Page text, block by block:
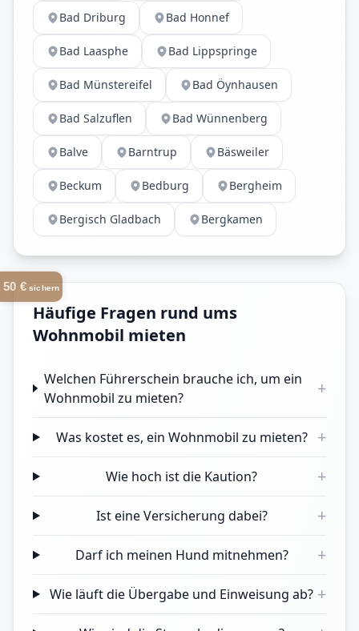
Bad Driburg Bad Honnef
Bad Laasphe Bad Lippspringe
Bad Münstereifel Bad Öynhausen
Bad Salzuflen Bad Wünnenberg
Balve Barntrup Bäsweiler
Beckum Bedburg Bergheim
Bergisch Gladbach Bergkamen
Häufige Fragen rund ums
Wohnmobil mieten
Welchen Führerschein brauche ich, um ein
Wohnmobil zu mieten?
+
Was kostet es, ein Wohnmobil zu mieten? +
Wie hoch ist die Kaution? +
Ist eine Versicherung dabei? +
Darf ich meinen Hund mitnehmen? +
Wie läuft die Übergabe und Einweisung ab? +
50 €sichern